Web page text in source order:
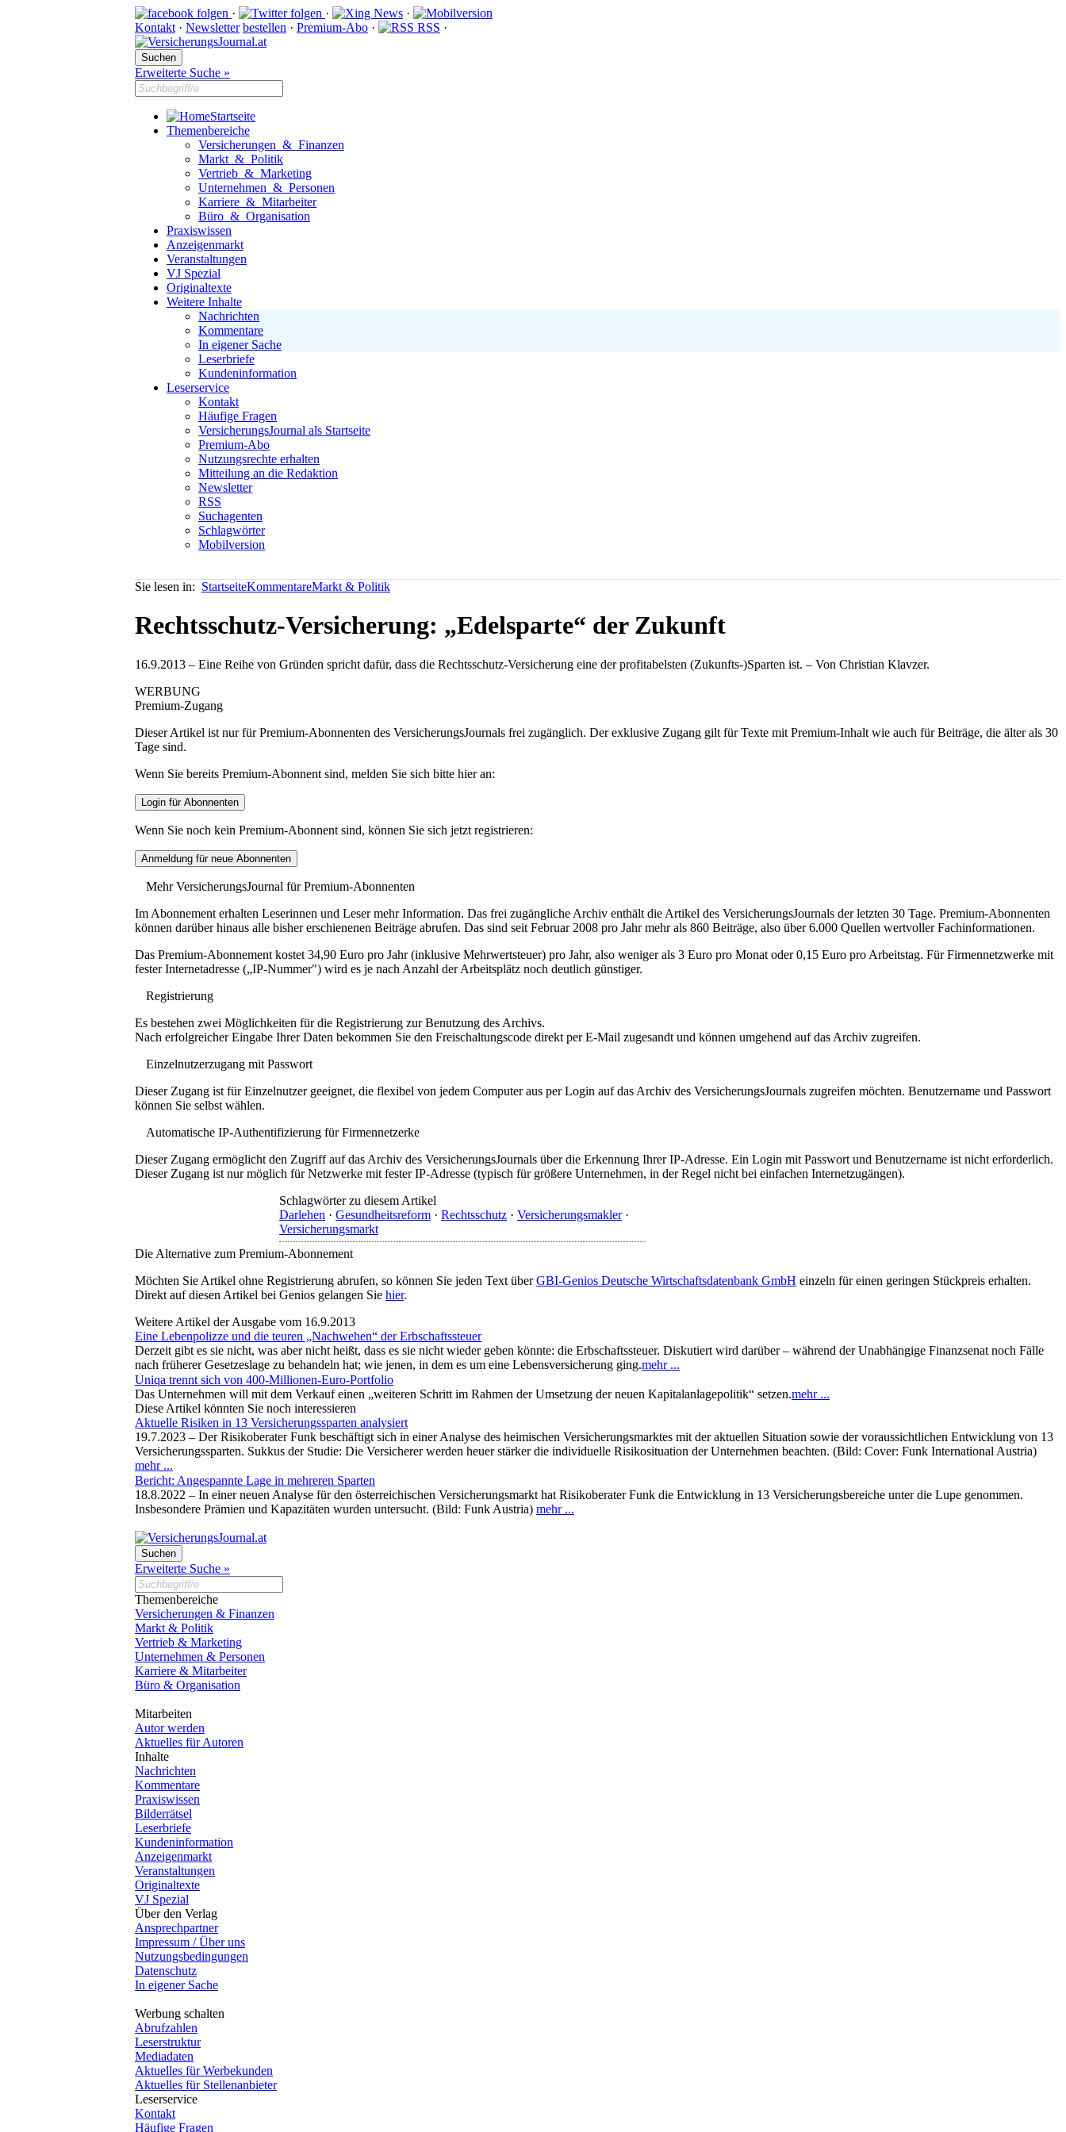
· ·
·
Kontakt · Newsletter bestellen · Premium-Abo · RSS ·
Erweiterte Suche »
Startseite
Themenbereiche
Versicherungen & Finanzen
Markt & Politik
Vertrieb & Marketing
Unternehmen & Personen
Karriere & Mitarbeiter
Büro & Organisation
Praxiswissen
Anzeigenmarkt
Veranstaltungen
VJ Spezial
Originaltexte
Weitere Inhalte
Nachrichten
Kommentare
In eigener Sache
Leserbriefe
Kundeninformation
Leserservice
Kontakt
Häufige Fragen
VersicherungsJournal als Startseite
Premium-Abo
Nutzungsrechte erhalten
Mitteilung an die Redaktion
Newsletter
RSS
Suchagenten
Schlagwörter
Mobilversion
Sie lesen in: StartseiteKommentareMarkt & Politik
Rechtsschutz-Versicherung: „Edelsparte“ der Zukunft
16.9.2013 – Eine Reihe von Gründen spricht dafür, dass die Rechtsschutz-Versicherung eine der profitabelsten (Zukunfts-)Sparten ist. – Von Christian Klavzer.
WERBUNG
Premium-Zugang
Dieser Artikel ist nur für Premium-Abonnenten des VersicherungsJournals frei zugänglich. Der exklusive Zugang gilt für Texte mit Premium-Inhalt wie auch für Beiträge, die älter als 30
Tage sind.
Wenn Sie bereits Premium-Abonnent sind, melden Sie sich bitte hier an:
Wenn Sie noch kein Premium-Abonnent sind, können Sie sich jetzt registrieren:
Mehr VersicherungsJournal für Premium-Abonnenten
Im Abonnement erhalten Leserinnen und Leser mehr Information. Das frei zugängliche Archiv enthält die Artikel des VersicherungsJournals der letzten 30 Tage. Premium-Abonnenten
können darüber hinaus alle bisher erschienenen Beiträge abrufen. Das sind seit Februar 2008 pro Jahr mehr als 860 Beiträge, also über 6.000 Quellen wertvoller Fachinformationen.
Das Premium-Abonnement kostet 34,90 Euro pro Jahr (inklusive Mehrwertsteuer) pro Jahr, also weniger als 3 Euro pro Monat oder 0,15 Euro pro Arbeitstag. Für Firmennetzwerke mit
fester Internetadresse („IP-Nummer") wird es je nach Anzahl der Arbeitsplätz noch deutlich günstiger.
Registrierung
Es bestehen zwei Möglichkeiten für die Registrierung zur Benutzung des Archivs.
Nach erfolgreicher Eingabe Ihrer Daten bekommen Sie den Freischaltungscode direkt per E-Mail zugesandt und können umgehend auf das Archiv zugreifen.
Einzelnutzerzugang mit Passwort
Dieser Zugang ist für Einzelnutzer geeignet, die flexibel von jedem Computer aus per Login auf das Archiv des VersicherungsJournals zugreifen möchten. Benutzername und Passwort
können Sie selbst wählen.
Automatische IP-Authentifizierung für Firmennetzerke
Dieser Zugang ermöglicht den Zugriff auf das Archiv des VersicherungsJournals über die Erkennung Ihrer IP-Adresse. Ein Login mit Passwort und Benutzername ist nicht erforderlich.
Dieser Zugang ist nur möglich für Netzwerke mit fester IP-Adresse (typisch für größere Unternehmen, in der Regel nicht bei einfachen Internetzugängen).
Schlagwörter zu diesem Artikel
Darlehen · Gesundheitsreform · Rechtsschutz · Versicherungsmakler·
Versicherungsmarkt
Die Alternative zum Premium-Abonnement
Möchten Sie Artikel ohne Registrierung abrufen, so können Sie jeden Text überGBI-Genios Deutsche Wirtschaftsdatenbank GmbH einzeln für einen geringen Stückpreis erhalten.
Direkt auf diesen Artikel bei Genios gelangen Sie hier.
Weitere Artikel der Ausgabe vom 16.9.2013
Eine Lebenpolizze und die teuren „Nachwehen“ der Erbschaftssteuer
Derzeit gibt es sie nicht, was aber nicht heißt, dass es sie nicht wieder geben könnte: die Erbschaftssteuer. Diskutiert wird darüber – während der Unabhängige Finanzsenat noch Fälle
nach früherer Gesetzeslage zu behandeln hat; wie jenen, in dem es um eine Lebensversicherung ging.mehr ...
Uniqa trennt sich von 400-Millionen-Euro-Portfolio
Das Unternehmen will mit dem Verkauf einen „weiteren Schritt im Rahmen der Umsetzung der neuen Kapitalanlagepolitik“ setzen.mehr ...
Diese Artikel könnten Sie noch interessieren
Aktuelle Risiken in 13 Versicherungssparten analysiert
19.7.2023 – Der Risikoberater Funk beschäftigt sich in einer Analyse des heimischen Versicherungsmarktes mit der aktuellen Situation sowie der voraussichtlichen Entwicklung von 13
Versicherungssparten. Sukkus der Studie: Die Versicherer werden heuer stärker die individuelle Risikosituation der Unternehmen beachten. (Bild: Cover: Funk International Austria)
mehr ...
Bericht: Angespannte Lage in mehreren Sparten
18.8.2022 – In einer neuen Analyse für den österreichischen Versicherungsmarkt hat Risikoberater Funk die Entwicklung in 13 Versicherungsbereiche unter die Lupe genommen.
Insbesondere Prämien und Kapazitäten wurden untersucht. (Bild: Funk Austria) mehr ...
Erweiterte Suche »
Themenbereiche
Versicherungen & Finanzen
Markt & Politik
Vertrieb & Marketing
Unternehmen & Personen
Karriere & Mitarbeiter
Büro & Organisation
Mitarbeiten
Autor werden
Aktuelles für Autoren
Inhalte
Nachrichten
Kommentare
Praxiswissen
Bilderrätsel
Leserbriefe
Kundeninformation
Anzeigenmarkt
Veranstaltungen
Originaltexte
VJ Spezial
Über den Verlag
Ansprechpartner
Impressum / Über uns
Nutzungsbedingungen
Datenschutz
In eigener Sache
Werbung schalten
Abrufzahlen
Leserstruktur
Mediadaten
Aktuelles für Werbekunden
Aktuelles für Stellenanbieter
Leserservice
Kontakt
Häufige Fragen